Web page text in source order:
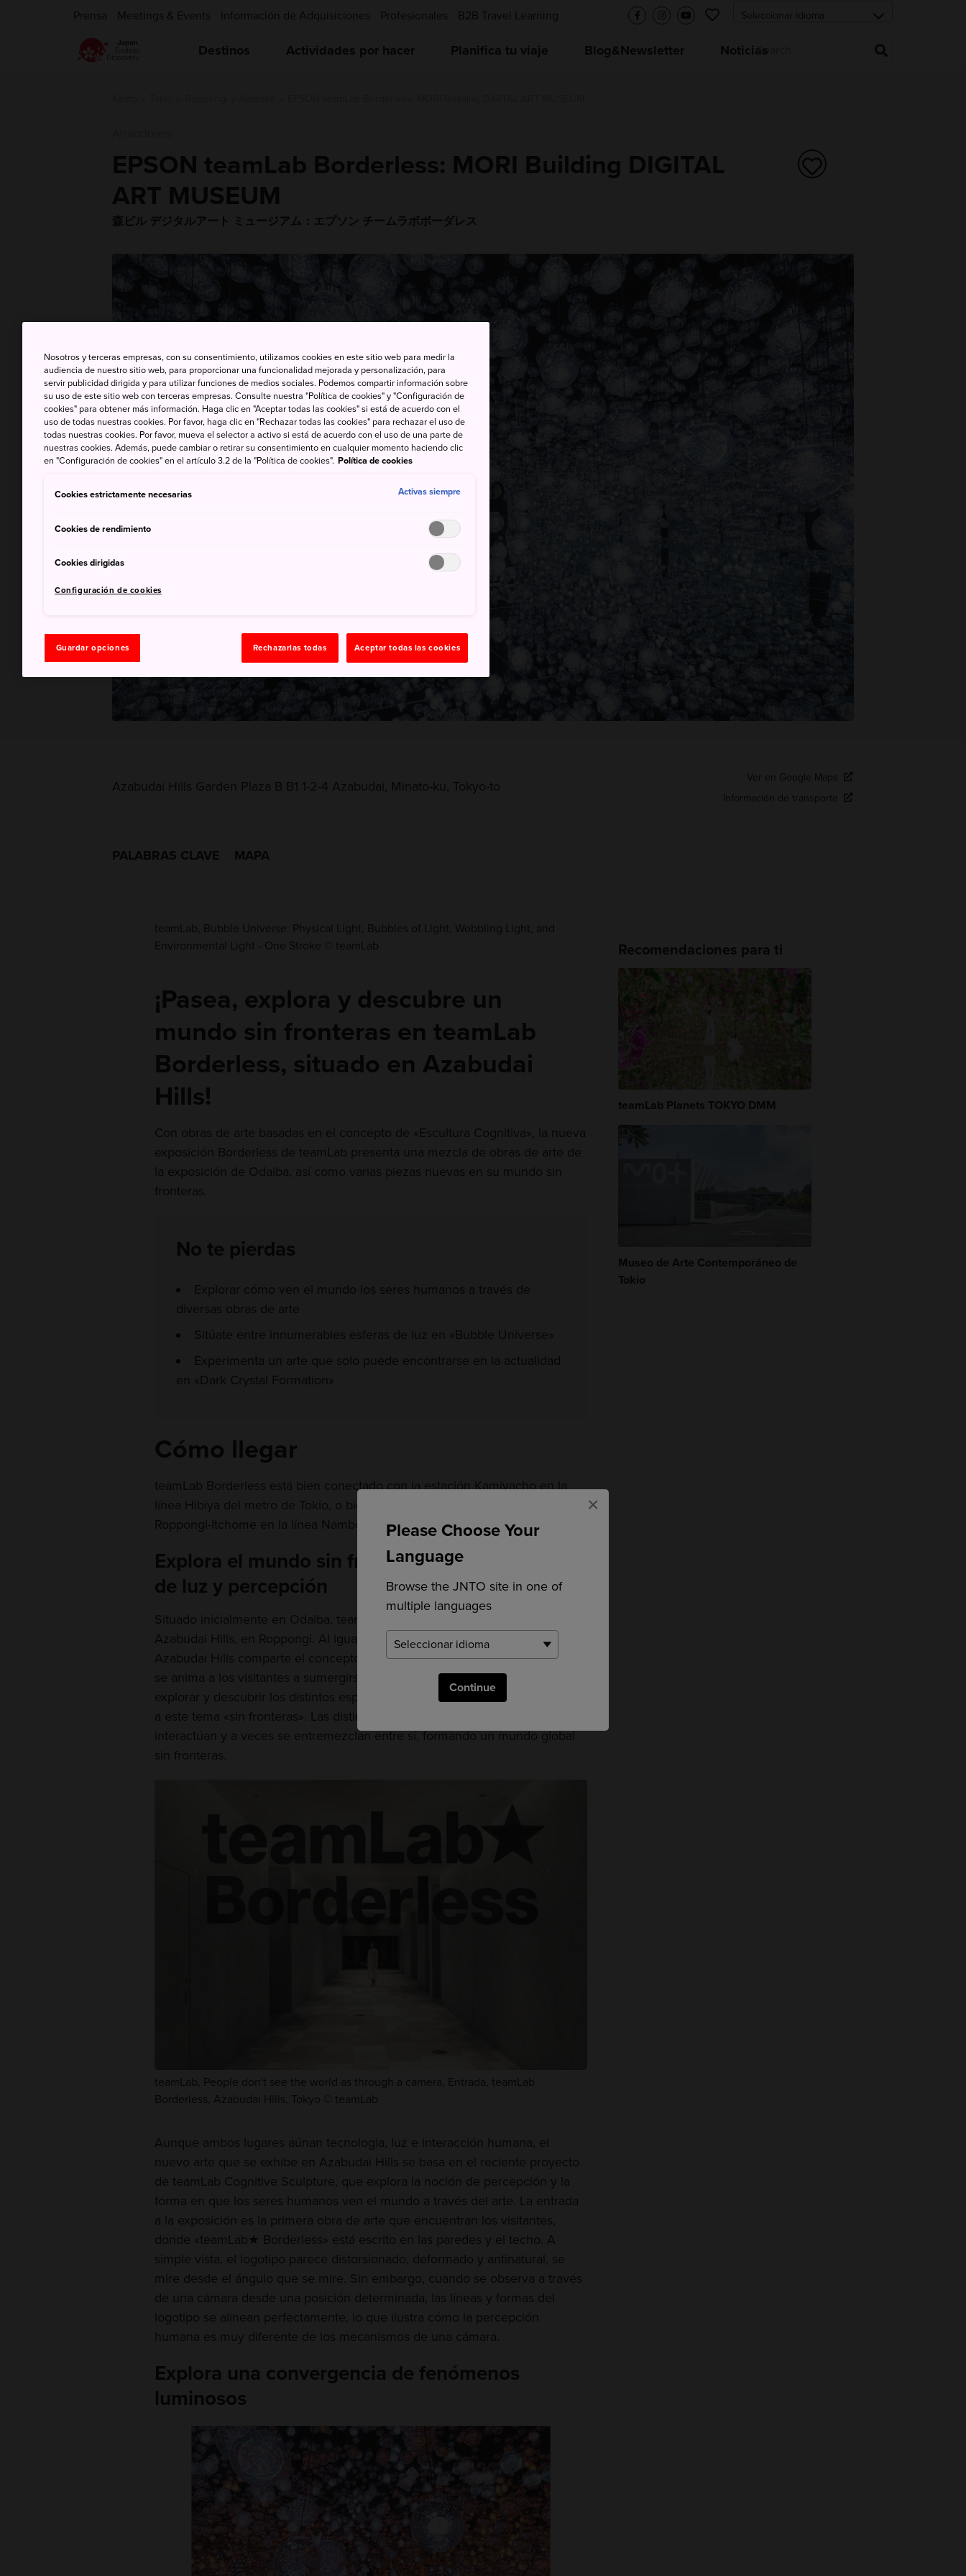
Please Choose Your
Language
Browse the JNTO site in one of
multiple languages
Continue
×
Prensa Meetings & Events Información de Adquisiciones Profesionales B2B Travel Learning
Destinos Actividades por hacer Planifica tu viaje Blog&Newsletter Noticias
EPSON teamLab Borderless: MORI Building DIGITAL
ART MUSEUM
森ビル デジタルアート ミュージアム：エプソン チームラボボーダレス
Azabudai Hills Garden Plaza B B1 1-2-4 Azabudai, Minato-ku, Tokyo-to
Ver en Google Maps
Información de transporte
PALABRAS CLAVE MAPA
teamLab, Bubble Universe: Physical Light, Bubbles of Light, Wobbling Light, and
Environmental Light - One Stroke © teamLab
¡Pasea, explora y descubre un
mundo sin fronteras en teamLab
Borderless, situado en Azabudai
Hills!
Con obras de arte basadas en el concepto de «Escultura Cognitiva», la nueva
exposición Borderless de teamLab presenta una mezcla de obras de arte de
la exposición de Odaiba, así como varias piezas nuevas en su mundo sin
fronteras.
No te pierdas
Explorar cómo ven el mundo los seres humanos a través de
diversas obras de arte
Sitúate entre innumerables esferas de luz en «Bubble Universe»
Experimenta un arte que solo puede encontrarse en la actualidad
en «Dark Crystal Formation»
Cómo llegar
teamLab Borderless está bien conectado con la estación Kamiyacho en la
línea Hibiya del metro de Tokio, o bien a cuatro minutos a pie de la estación
Roppongi-Itchome en la línea Namboku del metro de Tokio.
Explora el mundo sin fronteras de teamlab, lleno
de luz y percepción
Situado inicialmente en Odaiba, teamLab Borderless se ha trasladado a
Azabudai Hills, en Roppongi. Al igual que en Odaiba, la nueva sede de
Azabudai Hills comparte el concepto básico de mundo «sin fronteras». En él,
se anima a los visitantes a sumergirse en este arte sin límites y a deambular,
explorar y descubrir los distintos espacios. El arte también resuena en torno
a este tema «sin fronteras». Las distintas piezas y espacios se comunican,
interactúan y a veces se entremezclan entre sí, formando un mundo global
sin fronteras.
teamLab, People don't see the world as through a camera, Entrada, teamLab
Borderless, Azabudai Hills, Tokyo © teamLab
Aunque ambos lugares aúnan tecnología, luz e interacción humana, el
nuevo arte que se exhibe en Azabudai Hills se basa en el reciente proyecto
de teamLab Cognitive Sculpture, que explora la noción de percepción y la
forma en que los seres humanos ven el mundo a través del arte. La entrada
a la exposición es la primera obra de arte que encuentran los visitantes,
donde «teamLab★ Borderless» está escrito en las paredes y el techo. A
simple vista, el logotipo parece distorsionado, deformado y antinatural, se
mire desde el ángulo que se mire. Sin embargo, cuando se observa a través
de una cámara desde una posición determinada, las líneas y formas del
logotipo se alinean perfectamente, lo que ilustra cómo la percepción
humana es muy diferente de los mecanismos de una cámara.
Explora una convergencia de fenómenos
luminosos
Recomendaciones para ti
teamLab Planets TOKYO DMM
Museo de Arte Contemporáneo de
Tokio
Nosotros y terceras empresas, con su consentimiento, utilizamos cookies en este sitio web para medir la
audiencia de nuestro sitio web, para proporcionar una funcionalidad mejorada y personalización, para
servir publicidad dirigida y para utilizar funciones de medios sociales. Podemos compartir información sobre
su uso de este sitio web con terceras empresas. Consulte nuestra "Política de cookies" y "Configuración de
cookies" para obtener más información. Haga clic en "Aceptar todas las cookies" si está de acuerdo con el
uso de todas nuestras cookies. Por favor, haga clic en "Rechazar todas las cookies" para rechazar el uso de
todas nuestras cookies. Por favor, mueva el selector a activo si está de acuerdo con el uso de una parte de
nuestras cookies. Además, puede cambiar o retirar su consentimiento en cualquier momento haciendo clic
en "Configuración de cookies" en el artículo 3.2 de la "Política de cookies". Política de cookies
Cookies estrictamente necesarias Activas siempre
Cookies de rendimiento
Cookies dirigidas
Configuración de cookies
Guardar opciones Rechazarlas todas Aceptar todas las cookies